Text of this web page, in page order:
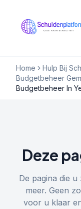
Home
Hulp Bij
Budgetbeheer
Budgetbeheer In
Deze
De pagina die
meer. Geen
voor u klaar